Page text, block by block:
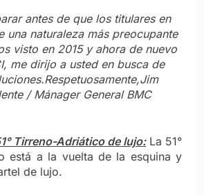
antes de que los titulares en
una naturaleza más preocupante
visto en 2015 y ahora de nuevo
me dirijo a usted en busca de
Respetuosamente,Jim
/ Mánager General BMC
Tirreno-Adriático de lujo:La 51°
está a la vuelta de la esquina y
de lujo.